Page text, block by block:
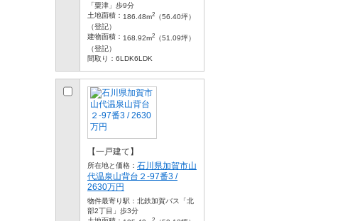
「粟津」歩9分
土地面積： 186.48m2 （56.40坪）
（登記）
建物面積： 168.92m2 （51.09坪）
（登記）
間取り： 6LDK6LDK
【一戸建て】
所在地と価格： 石川県加賀市山
代温泉山背台２-97番3 /
2630万円
物件最寄り駅： 北鉄加賀バス「北
部2丁目」歩3分
2